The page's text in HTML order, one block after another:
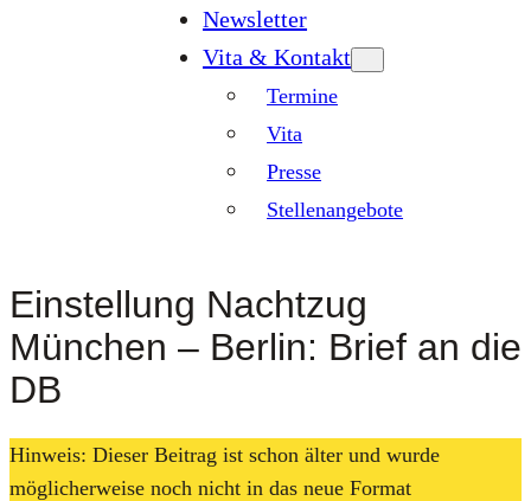
Newsletter
Vita & Kontakt
Termine
Vita
Presse
Stellenangebote
Einstellung Nachtzug
München – Berlin: Brief an die
DB
Hinweis: Dieser Beitrag ist schon älter und wurde
möglicherweise noch nicht in das neue Format